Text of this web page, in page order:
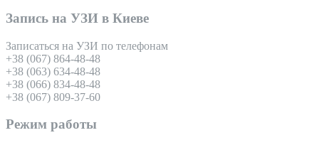
Запись на УЗИ в Киеве
Записаться на УЗИ по телефонам
+38 (067) 864-48-48
+38 (063) 634-48-48
+38 (066) 834-48-48
+38 (067) 809-37-60
Режим работы